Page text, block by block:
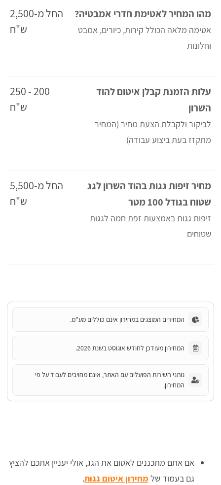
מהו המחיר לאטימת חדרי אמבטיה?
אטימה מלאה הכולל קירות, כיורים, אמבט
וחלונות
החל מ-2,500
ש"ח
עלות הזמנת קבלן איטום להוד
השרון
לביקור ולקבלת הצעת מחיר (המחיר
מתקזז בעת ביצוע עבודה)
200 - 250
ש"ח
מחיר זיפות גגות בהוד השרון לגג
שטוח בגודל 100 מטר
זיפות גגות באמצעות זפת חמה לגגות
שטוחים
החל מ-5,500
ש"ח
המחירים המוצגים במחירון אינם כוללים מע"מ.
המחירון מעודכן לחודש אוגוסט בשנת 2026.
נותני השירות הפועלים עם האתר, אינם מחויבים לעבוד על פי
המחירון.
אם אתם מתכננים לאטום את הגג, אולי יעניין אתכם להציץ
גם בעמוד של מחירון איטום גגות.